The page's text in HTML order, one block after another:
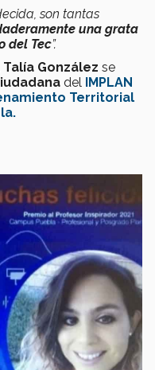
son tantas
una grata
del Tec”.
Talía González se
del IMPLAN
Territorial